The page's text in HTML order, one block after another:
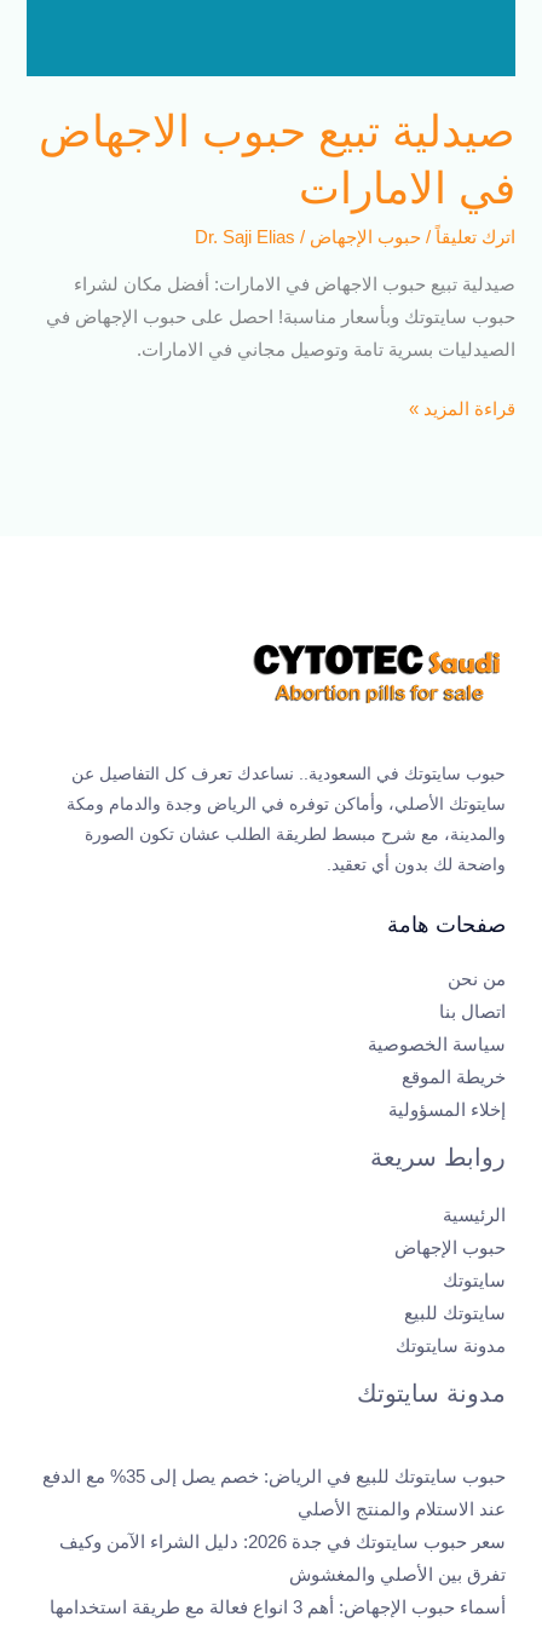
صيدلية تبيع حبوب الاجهاض
في الامارات
اترك تعليقاً /حبوب الإجهاض /
Dr. Saji Elias
صيدلية تبيع حبوب الاجهاض في الامارات: أفضل مكان لشراء
حبوب سايتوتك وبأسعار مناسبة! احصل على حبوب الإجهاض في
الصيدليات بسرية تامة وتوصيل مجاني في الامارات.
قراءة المزيد »
حبوب سايتوتك في السعودية.. نساعدك تعرف كل التفاصيل عن
سايتوتك الأصلي، وأماكن توفره في الرياض وجدة والدمام ومكة
والمدينة، مع شرح مبسط لطريقة الطلب عشان تكون الصورة
واضحة لك بدون أي تعقيد.
صفحات هامة
من نحن
اتصال بنا
سياسة الخصوصية
خريطة الموقع
إخلاء المسؤولية
روابط سريعة
الرئيسية
حبوب الإجهاض
سايتوتك
سايتوتك للبيع
مدونة سايتوتك
مدونة سايتوتك
حبوب سايتوتك للبيع في الرياض: خصم يصل إلى 35% مع الدفع
عند الاستلام والمنتج الأصلي
سعر حبوب سايتوتك في جدة 2026: دليل الشراء الآمن وكيف
تفرق بين الأصلي والمغشوش
أسماء حبوب الإجهاض: أهم 3 انواع فعالة مع طريقة استخدامها